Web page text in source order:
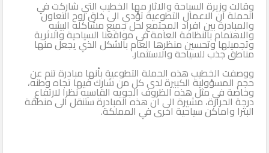
الثاني
وقالت وزيرة السياحة والاثار مها الخطيب التي شاركت في
الحملة ان الاعمال التطوعية تؤدي الى خلق روح التعاون
والمبادرة بين افراد المجتمع لحل جميع مشاكله البيئيه
والاهتمام بالنظافة العامة في مواقعنا السياحية والاثرية
وتجميلها وتحسين منظرها العام بالشكل الذي يجعل منها
مناطق جذب للسياحة والاستثمار.
ووصفت الخطيب هذه الحملة التطوعية بأنها مبادرة تنم عن
حجم المسؤولية الكبيرة لدى كل من شارك فيها تجاه وطنه،
وخاصة في مثل هذه الظروف الجويه القاسيه نظرا لارتفاع
درجة الحرارة، مشيرة الى ان هذه المبادرة ستنقل الى منطقة
البترا واماكن سياحية اخرى في المملكة.